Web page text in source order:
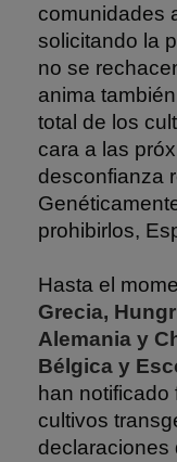
comunidades
solicitando la
no se
anima
total de los
cara a las
desconfianza
prohibirlos,
Hasta el
Grecia,
Alemania y
Bélgica y
han
cultivos
declaraciones